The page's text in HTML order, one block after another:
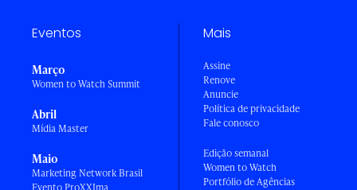
Eventos
Março
Women to Watch Summit
Abril
Mídia Master
Maio
Marketing Network Brasil
Mais
Assine
Renove
Anuncie
Política de privacidade
Fale conosco
Edição semanal
Women to Watch
Portfólio de Agências